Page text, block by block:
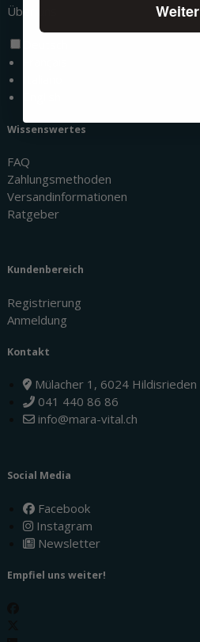
Über uns
Wissenswertes
FAQ
Zahlungsmethoden
Versandinformationen
Ratgeber
Kundenbereich
Registrierung
Anmeldung
Kontakt
Mülacher 1, 6024 Hildisrieden
041 440 86 86
info@mara-vital.ch
Social Media
Facebook
Instagram
Newsletter
Empfiel uns weiter!
Weiter